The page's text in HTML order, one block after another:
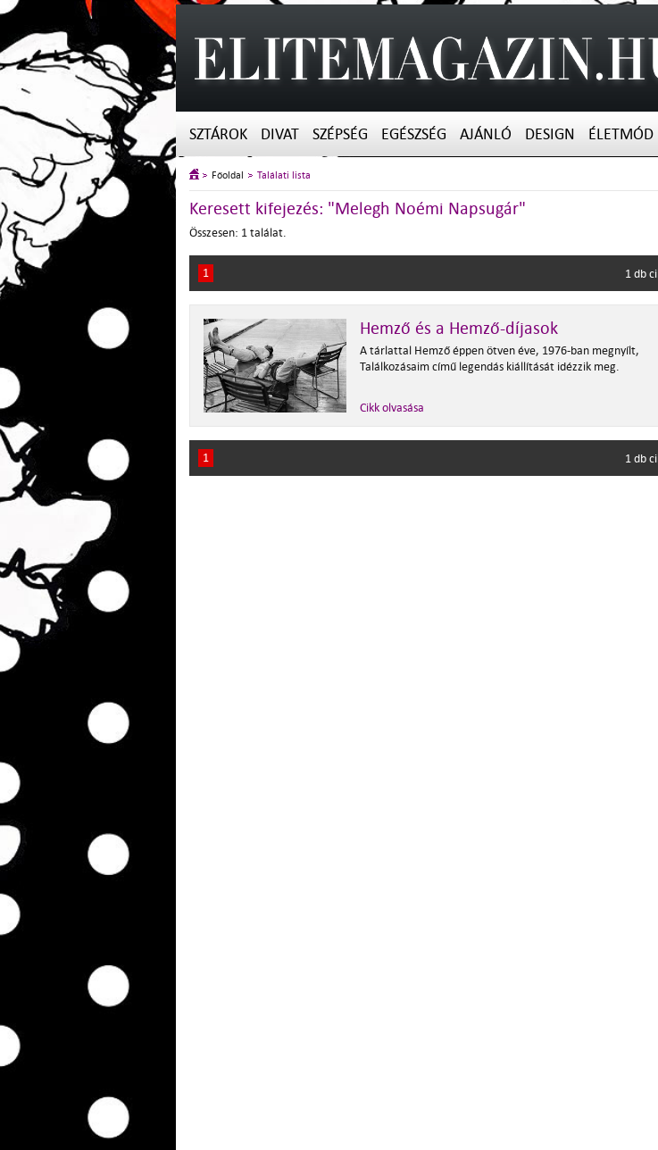
SZTÁROK DIVAT SZÉPSÉG EGÉSZSÉG AJÁNLÓ DESIGN ÉLETMÓD
Főoldal Találati lista
Keresett kifejezés: "Melegh Noémi Napsugár"
Összesen: 1 találat.
1 1 db
Hemző és a Hemző-díjasok
A tárlattal Hemző éppen ötven éve, 1976-ban megnyílt,
Találkozásaim című legendás kiállítását idézzik meg.
Cikk olvasása
1 1 db